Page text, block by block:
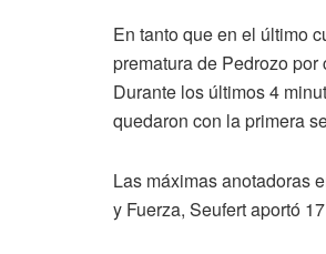
En tanto que en el último
prematura de Pedrozo
Durante los últimos 4
quedaron con la primera
Las máximas anotadoras
y Fuerza, Seufert aportó